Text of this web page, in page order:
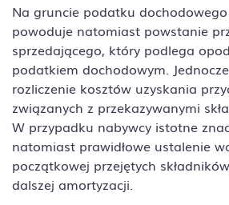
Na gruncie podatku dochodowego
powoduje natomiast powstanie
sprzedającego, który podlega
podatkiem dochodowym.
rozliczenie kosztów uzyskania
związanych z przekazywanymi
W przypadku nabywcy istotne
natomiast prawidłowe ustalenie
początkowej przejętych
dalszej amortyzacji.